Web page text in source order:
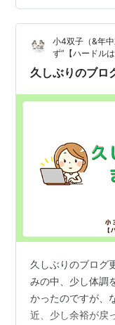
がいいこと」 っ
に対しても、 「
も別に困らない」
小4双子（&年
ず”【ハードル
久しぶりのブロ
久しぶりのブログ
みの中、少し体調
かったのですが、
近、少し余裕が戻